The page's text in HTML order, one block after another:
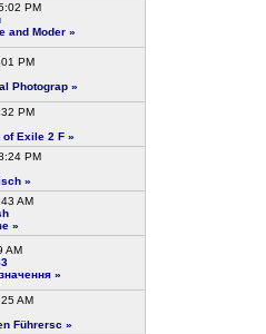
PM
and Moder »
PM
Photograp »
PM
of Exile 2 F »
PM
»
AM
»
AM
»
AM
Führersc »